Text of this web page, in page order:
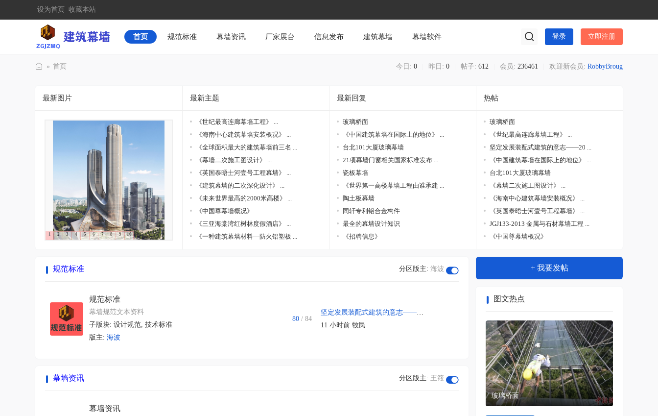
设为首页 收藏本站
首页 规范标准 幕墙资讯 厂家展台 信息发布 建筑幕墙 幕墙软件 登录 立即注册
今日: 0 昨日: 0 帖子: 612 会员: 236461 欢迎新会员: RobbyBroug
» 首页
最新图片
1 2 3 4 5 6 7 8 9 10
最新主题
《世纪最高连廊幕墙工程》 ...
《海南中心建筑幕墙安装概况》 ...
《全球面积最大的建筑幕墙前三名 ...
《幕墙二次施工图设计》 ...
《英国泰晤士河壹号工程幕墙》 ...
《建筑幕墙的二次深化设计》 ...
《未来世界最高的2000米高楼》 ...
《中国尊幕墙概况》
《三亚海棠湾红树林度假酒店》 ...
《一种建筑幕墙材料—防火铝塑板 ...
最新回复
玻璃桥面
《中国建筑幕墙在国际上的地位》 ...
台北101大厦玻璃幕墙
21项幕墙门窗相关国家标准发布 ...
瓷板幕墙
《世界第一高楼幕墙工程由谁承建 ...
陶土板幕墙
同轩专利铝合金构件
最全的幕墙设计知识
《招聘信息》
热帖
玻璃桥面
《世纪最高连廊幕墙工程》 ...
坚定发展装配式建筑的意志——20 ...
《中国建筑幕墙在国际上的地位》 ...
台北101大厦玻璃幕墙
《幕墙二次施工图设计》 ...
《海南中心建筑幕墙安装概况》 ...
《英国泰晤士河壹号工程幕墙》 ...
JGJ133-2013 金属与石材幕墙工程 ...
《中国尊幕墙概况》
分区版主: 海波
规范标准
规范标准
幕墙规范文本资料
子版块: 设计规范, 技术标准
版主: 海波
80 / 84
坚定发展装配式建筑的意志——2017中国钢结构大会嘉宾发言摘录 ...
11 小时前 牧民
分区版主: 王筱
幕墙资讯
幕墙资讯
+ 我要发帖
图文热点
玻璃桥面